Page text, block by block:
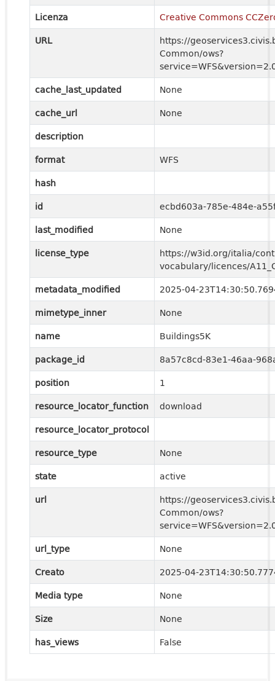
Licenza
Creative Commons
URL
https://
Common/ows?
cache_last_updated
None
cache_url
None
description
format
WFS
hash
id
ecbd603a-785e-484e-
last_modified
None
license_type
https://w3id.org/italia/
vocabulary/licences/
metadata_modified
2025-04-
mimetype_inner
None
name
Buildings5K
package_id
8a57c8cd-83e1-46aa-
position
1
resource_locator_function
download
resource_locator_protocol
resource_type
None
state
active
url
https://
Common/ows?
url_type
None
Creato
2025-04-
Media type
None
Size
None
has_views
False